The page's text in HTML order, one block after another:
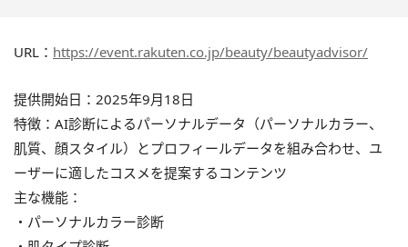
URL： https://event.rakuten.co.jp/beauty/beautyadvisor/
提供開始日：2025年9月18日
特徴：AI診断によるパーソナルデータ（パーソナルカラー、
肌質、顔スタイル）とプロフィールデータを組み合わせ、ユ
ーザーに適したコスメを提案するコンテンツ
主な機能：
・パーソナルカラー診断